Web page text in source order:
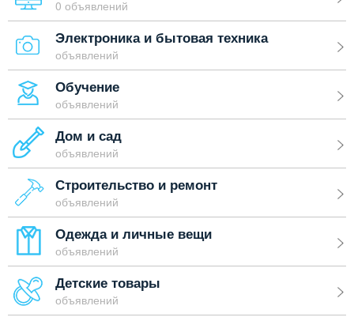
0 объявлений
Электроника и бытовая техника
объявлений
Обучение
объявлений
Дом и сад
объявлений
Строительство и ремонт
объявлений
Одежда и личные вещи
объявлений
Детские товары
объявлений